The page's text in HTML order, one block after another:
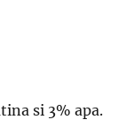
si 3% apa.